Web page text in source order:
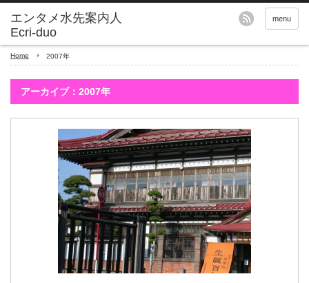
エンタメ水先案内人
Ecri-duo
menu
Home 2007年
アーカイブ：2007年